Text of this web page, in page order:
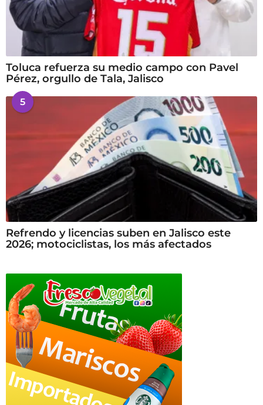
Toluca refuerza su medio campo con Pavel
Pérez, orgullo de Tala, Jalisco
5
Refrendo y licencias suben en Jalisco este
2026; motociclistas, los más afectados